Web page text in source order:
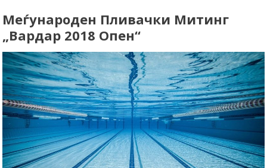
Меѓународен Пливачки Митинг
„Вардар 2018 Опен“